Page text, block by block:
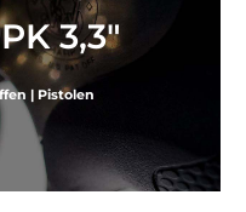
3,3″
| Pistolen